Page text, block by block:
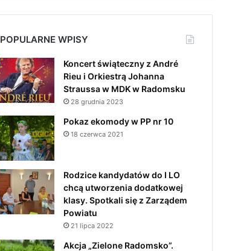
POPULARNE WPISY
Koncert świąteczny z André
Rieu i Orkiestrą Johanna
Straussa w MDK w Radomsku
28 grudnia 2023
Pokaz ekomody w PP nr 10
18 czerwca 2021
Rodzice kandydatów do I LO
chcą utworzenia dodatkowej
klasy. Spotkali się z Zarządem
Powiatu
21 lipca 2022
Akcja „Zielone Radomsko”.